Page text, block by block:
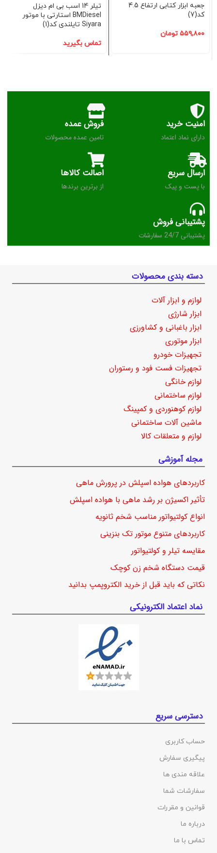
جعبه ابزار کتابی ارتفاع 4.5
کد(7)
۵۵۹,۸۰۰ تومان
تیلر 14 اسب بی ام دیزل
BMDiesel استارتی با موتور
Siyara تایلندی کد(1)
تماس بگیرید
امنیت خرید
دارای نماد اعتماد
فروش عمده
تامین عمده محصولات
ارسال سریع
با پست و پیک
اصالت کالاها
از برترین برندها
پشتیبانی فروش
پشتیبانی 24/7 سفارشات
دسته بندی محصولات
لوازم و ابزار آلات
ابزار شارژی
ابزار باغبانی و کشاورزی
ابزار موتوری
تجهیزات خودرو
تجهیزات فست فود و رستوران
لوازم خانگی
لوازم ساختمانی
لوازم کوهنوردی و کمپینگ
ماشین آلات ساختمانی
لوازم و متعلقات کالا
مجله آموزشی
کاربردهای هواده اسپلش در پرورش ماهی
تأثیر اکسیژن بر رشد ماهی با هواده اسپلش
انواع کولتیواتور مناسب شخم ثانویه
کاربردهای متنوع موتور تک بنزینی
مقایسه تیلر و کولتیواتور
قیمت دستگاه شخم زن کوچک
نکاتی که باید قبل از خرید الکتروپمپ بدانید
نماد اعتماد الکترونیکی
دسترسی سریع
حساب کاربری
پیگیری سفارش
علاقه مندی ها
سفارشات شما
قوانین و مقررات
درباره ما
تماس با ما